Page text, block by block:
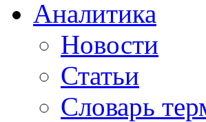
Аналитика
Новости
Статьи
Словарь